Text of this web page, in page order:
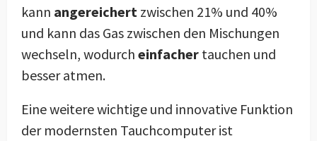
kann angereichert zwischen 21% und 40%
und kann das Gas zwischen den Mischungen
wechseln, wodurch einfacher tauchen und
besser atmen.
Eine weitere wichtige und innovative Funktion
der modernsten Tauchcomputer ist